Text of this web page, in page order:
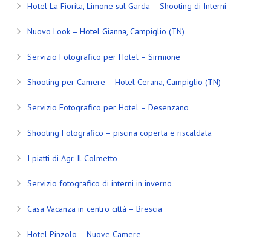
Hotel La Fiorita, Limone sul Garda – Shooting di Interni
Nuovo Look – Hotel Gianna, Campiglio (TN)
Servizio Fotografico per Hotel – Sirmione
Shooting per Camere – Hotel Cerana, Campiglio (TN)
Servizio Fotografico per Hotel – Desenzano
Shooting Fotografico – piscina coperta e riscaldata
I piatti di Agr. Il Colmetto
Servizio fotografico di interni in inverno
Casa Vacanza in centro città – Brescia
Hotel Pinzolo – Nuove Camere